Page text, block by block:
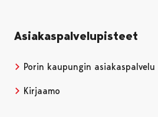
Asiakaspalvelupisteet
Porin kaupungin asiakaspalvelu
Kirjaamo